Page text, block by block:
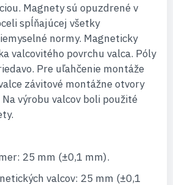
Magnety sú opuzdrené v
spĺňajúcej všetky
normy. Magneticky
valcovitého povrchu valca. Póly
Pre uľahčenie montáže
závitové montážne otvory
výrobu valcov boli použité
25 mm (±0,1 mm).
valcov: 25 mm (±0,1